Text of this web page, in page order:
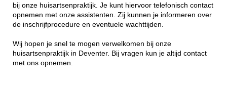
bij onze huisartsenpraktijk. Je kunt hiervoor telefonisch contact
opnemen met onze assistenten. Zij kunnen je informeren over
de inschrijfprocedure en eventuele wachttijden.
Wij hopen je snel te mogen verwelkomen bij onze
huisartsenpraktijk in Deventer. Bij vragen kun je altijd contact
met ons opnemen.